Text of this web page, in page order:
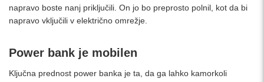
napravo boste nanj priključili. On jo bo preprosto polnil, kot da bi
napravo vključili v električno omrežje.
Power bank je mobilen
Ključna prednost power banka je ta, da ga lahko kamorkoli